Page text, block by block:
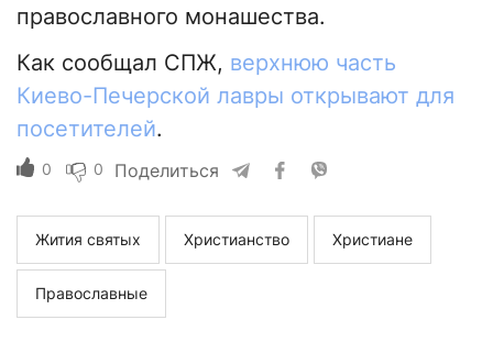
православного монашества.
Как сообщал СПЖ, верхнюю часть
Киево-Печерской лавры открывают для
посетителей.
0 0 Поделиться
Жития святых Христианство Христиане
Православные